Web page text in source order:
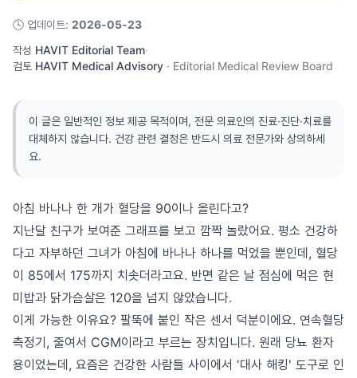
🕓 업데이트: 2026-05-23
작성 HAVIT Editorial Team·
검토 HAVIT Medical Advisory · Editorial Medical Review Board
이 글은 일반적인 정보 제공 목적이며, 전문 의료인의 진료·진단·치료를
대체하지 않습니다. 건강 관련 결정은 반드시 의료 전문가와 상의하세
요.
아침 바나나 한 개가 혈당을 90이나 올린다고?
지난달 친구가 보여준 그래프를 보고 깜짝 놀랐어요. 평소 건강하
다고 자부하던 그녀가 아침에 바나나 하나를 먹었을 뿐인데, 혈당
이 85에서 175까지 치솟더라고요. 반면 같은 날 점심에 먹은 현
미밥과 닭가슴살은 120을 넘지 않았습니다.
이게 가능한 이유요? 팔뚝에 붙인 작은 센서 덕분이에요. 연속혈당
측정기, 줄여서 CGM이라고 부르는 장치입니다. 원래 당뇨 환자
용이었는데, 요즘은 건강한 사람들 사이에서 '대사 해킹' 도구로 인